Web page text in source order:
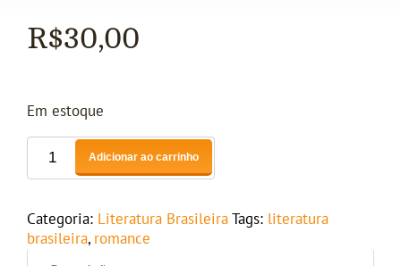
R$30,00
Em estoque
Adicionar ao carrinho
Categoria: Literatura Brasileira Tags: literatura
brasileira, romance